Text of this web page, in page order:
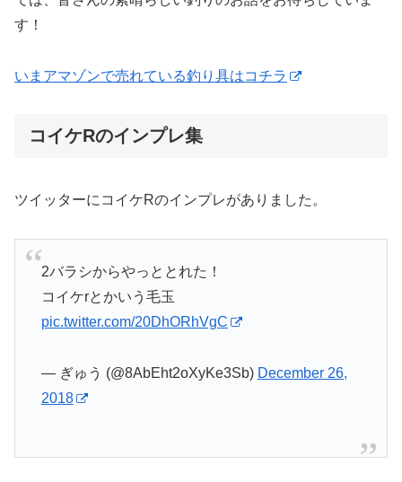
す！
いまアマゾンで売れている釣り具はコチラ
コイケRのインプレ集
ツイッターにコイケRのインプレがありました。
2バラシからやっととれた！
コイケrとかいう毛玉
pic.twitter.com/20DhORhVgC
— ぎゅう (@8AbEht2oXyKe3Sb) December 26,
2018